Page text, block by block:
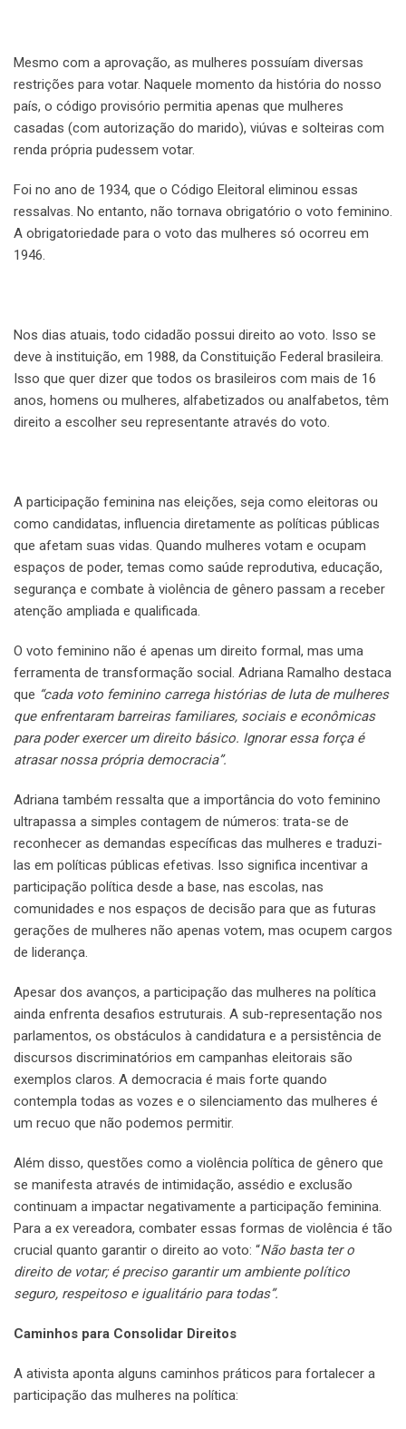
Mesmo com a aprovação, as mulheres possuíam diversas
restrições para votar. Naquele momento da história do nosso
país, o código provisório permitia apenas que mulheres
casadas (com autorização do marido), viúvas e solteiras com
renda própria pudessem votar.
Foi no ano de 1934, que o Código Eleitoral eliminou essas
ressalvas. No entanto, não tornava obrigatório o voto feminino.
A obrigatoriedade para o voto das mulheres só ocorreu em
1946.
Nos dias atuais, todo cidadão possui direito ao voto. Isso se
deve à instituição, em 1988, da Constituição Federal brasileira.
Isso que quer dizer que todos os brasileiros com mais de 16
anos, homens ou mulheres, alfabetizados ou analfabetos, têm
direito a escolher seu representante através do voto.
A participação feminina nas eleições, seja como eleitoras ou
como candidatas, influencia diretamente as políticas públicas
que afetam suas vidas. Quando mulheres votam e ocupam
espaços de poder, temas como saúde reprodutiva, educação,
segurança e combate à violência de gênero passam a receber
atenção ampliada e qualificada.
O voto feminino não é apenas um direito formal, mas uma
ferramenta de transformação social. Adriana Ramalho destaca
que “cada voto feminino carrega histórias de luta de mulheres
que enfrentaram barreiras familiares, sociais e econômicas
para poder exercer um direito básico. Ignorar essa força é
atrasar nossa própria democracia”.
Adriana também ressalta que a importância do voto feminino
ultrapassa a simples contagem de números: trata-se de
reconhecer as demandas específicas das mulheres e traduzi-
las em políticas públicas efetivas. Isso significa incentivar a
participação política desde a base, nas escolas, nas
comunidades e nos espaços de decisão para que as futuras
gerações de mulheres não apenas votem, mas ocupem cargos
de liderança.
Apesar dos avanços, a participação das mulheres na política
ainda enfrenta desafios estruturais. A sub-representação nos
parlamentos, os obstáculos à candidatura e a persistência de
discursos discriminatórios em campanhas eleitorais são
exemplos claros. A democracia é mais forte quando
contempla todas as vozes e o silenciamento das mulheres é
um recuo que não podemos permitir.
Além disso, questões como a violência política de gênero que
se manifesta através de intimidação, assédio e exclusão
continuam a impactar negativamente a participação feminina.
Para a ex vereadora, combater essas formas de violência é tão
crucial quanto garantir o direito ao voto: “Não basta ter o
direito de votar; é preciso garantir um ambiente político
seguro, respeitoso e igualitário para todas”.
Caminhos para Consolidar Direitos
A ativista aponta alguns caminhos práticos para fortalecer a
participação das mulheres na política: